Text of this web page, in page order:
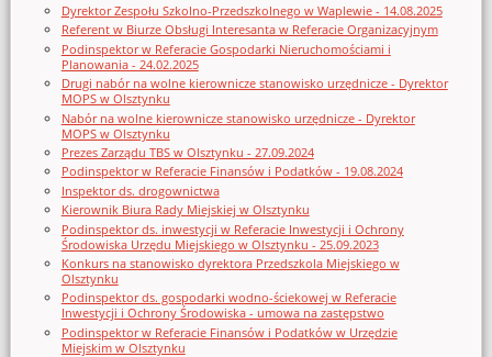
Dyrektor Zespołu Szkolno-Przedszkolnego w Waplewie - 14.08.2025
Referent w Biurze Obsługi Interesanta w Referacie Organizacyjnym
Podinspektor w Referacie Gospodarki Nieruchomościami i
Planowania - 24.02.2025
Drugi nabór na wolne kierownicze stanowisko urzędnicze - Dyrektor
MOPS w Olsztynku
Nabór na wolne kierownicze stanowisko urzędnicze - Dyrektor
MOPS w Olsztynku
Prezes Zarządu TBS w Olsztynku - 27.09.2024
Podinspektor w Referacie Finansów i Podatków - 19.08.2024
Inspektor ds. drogownictwa
Kierownik Biura Rady Miejskiej w Olsztynku
Podinspektor ds. inwestycji w Referacie Inwestycji i Ochrony
Środowiska Urzędu Miejskiego w Olsztynku - 25.09.2023
Konkurs na stanowisko dyrektora Przedszkola Miejskiego w
Olsztynku
Podinspektor ds. gospodarki wodno-ściekowej w Referacie
Inwestycji i Ochrony Środowiska - umowa na zastępstwo
Podinspektor w Referacie Finansów i Podatków w Urzędzie
Miejskim w Olsztynku